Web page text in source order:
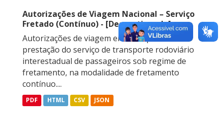
Autorizações de Viagem Nacional – Serviço
Fretado (Contínuo) - [Descontinuado]
Autorizações de viagem emitidas para a
prestação do serviço de transporte rodoviário
interestadual de passageiros sob regime de
fretamento, na modalidade de fretamento
contínuo....
PDF HTML CSV JSON